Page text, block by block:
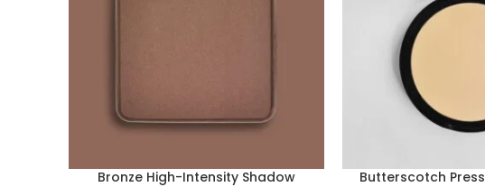
Bronze High-Intensity Shadow
Butterscotch